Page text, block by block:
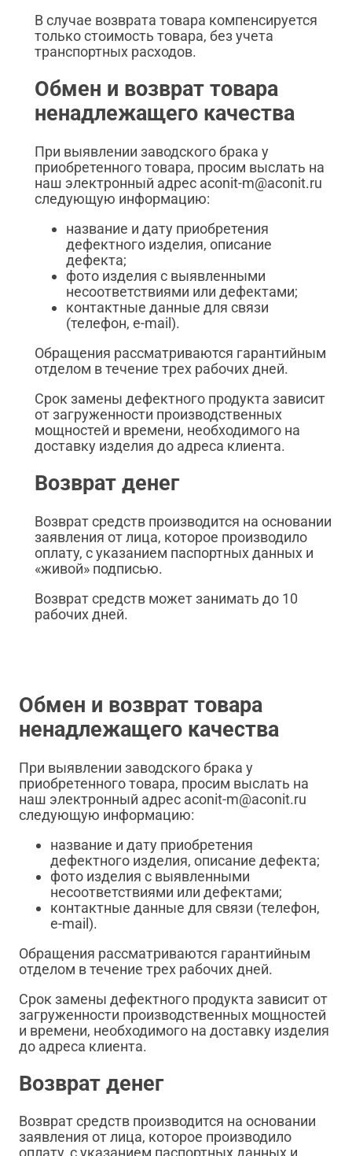
В случае возврата товара компенсируется
только стоимость товара, без учета
транспортных расходов.
Обмен и возврат товара
ненадлежащего качества
При выявлении заводского брака у
приобретенного товара, просим выслать на
наш электронный адрес aconit-m@aconit.ru
следующую информацию:
название и дату приобретения
дефектного изделия, описание
дефекта;
фото изделия с выявленными
несоответствиями или дефектами;
контактные данные для связи
(телефон, e-mail).
Обращения рассматриваются гарантийным
отделом в течение трех рабочих дней.
Срок замены дефектного продукта зависит
от загруженности производственных
мощностей и времени, необходимого на
доставку изделия до адреса клиента.
Возврат денег
Возврат средств производится на основании
заявления от лица, которое производило
оплату, с указанием паспортных данных и
«живой» подписью.
Возврат средств может занимать до 10
рабочих дней.
Обмен и возврат товара
ненадлежащего качества
При выявлении заводского брака у
приобретенного товара, просим выслать на
наш электронный адрес aconit-m@aconit.ru
следующую информацию:
название и дату приобретения
дефектного изделия, описание дефекта;
фото изделия с выявленными
несоответствиями или дефектами;
контактные данные для связи (телефон,
e-mail).
Обращения рассматриваются гарантийным
отделом в течение трех рабочих дней.
Срок замены дефектного продукта зависит от
загруженности производственных мощностей
и времени, необходимого на доставку изделия
до адреса клиента.
Возврат денег
Возврат средств производится на основании
заявления от лица, которое производило